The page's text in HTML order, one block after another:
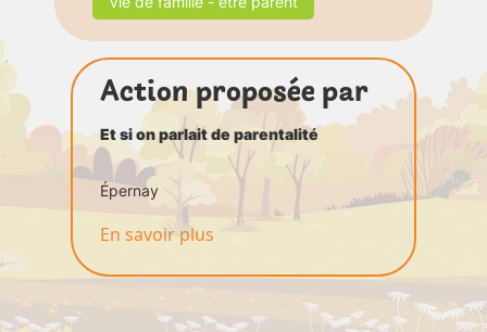
Action proposée par
Et si on parlait de parentalité
Épernay
En savoir plus